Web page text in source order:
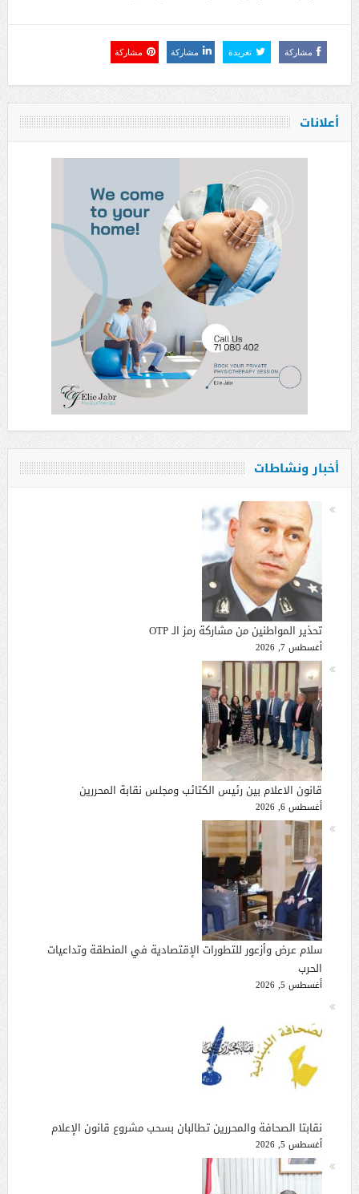
مشاركة تغريدة مشاركة مشاركة
أعلانات
أخبار ونشاطات
تحذير المواطنين من مشاركة رمز الـ OTP
أغسطس 7, 2026
قانون الاعلام بين رئيس الكتائب ومجلس نقابة المحررين
أغسطس 6, 2026
سلام عرض وأزعور للتطورات الإقتصادية في المنطقة وتداعيات
الحرب
أغسطس 5, 2026
نقابتا الصحافة والمحررين تطالبان بسحب مشروع قانون الإعلام
أغسطس 5, 2026